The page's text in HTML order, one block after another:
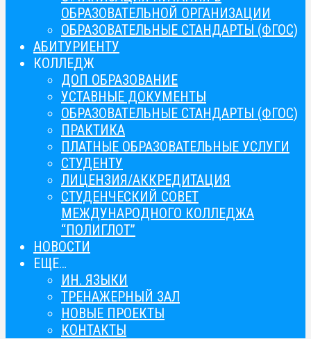
ОБРАЗОВАТЕЛЬНОЙ ОРГАНИЗАЦИИ
ОБРАЗОВАТЕЛЬНЫЕ СТАНДАРТЫ (ФГОС)
АБИТУРИЕНТУ
КОЛЛЕДЖ
ДОП ОБРАЗОВАНИЕ
УСТАВНЫЕ ДОКУМЕНТЫ
ОБРАЗОВАТЕЛЬНЫЕ СТАНДАРТЫ (ФГОС)
ПРАКТИКА
ПЛАТНЫЕ ОБРАЗОВАТЕЛЬНЫЕ УСЛУГИ
СТУДЕНТУ
ЛИЦЕНЗИЯ/АККРЕДИТАЦИЯ
СТУДЕНЧЕСКИЙ СОВЕТ
МЕЖДУНАРОДНОГО КОЛЛЕДЖА
“ПОЛИГЛОТ”
НОВОСТИ
ЕЩЕ…
ИН. ЯЗЫКИ
ТРЕНАЖЕРНЫЙ ЗАЛ
НОВЫЕ ПРОЕКТЫ
КОНТАКТЫ